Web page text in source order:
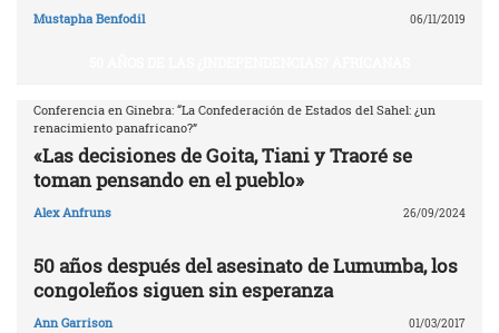
Mustapha Benfodil 06/11/2019
Conferencia en Ginebra: “La Confederación de Estados del Sahel: ¿un
renacimiento panafricano?”
«Las decisiones de Goita, Tiani y Traoré se
toman pensando en el pueblo»
Alex Anfruns 26/09/2024
50 años después del asesinato de Lumumba, los
congoleños siguen sin esperanza
Ann Garrison 01/03/2017